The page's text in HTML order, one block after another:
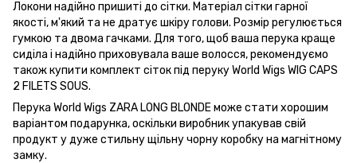
Локони надійно пришиті до сітки. Матеріал сітки гарної
якості, м'який та не дратує шкіру голови. Розмір регулюється
гумкою та двома гачками. Для того, щоб ваша перука краще
сиділа і надійно приховувала ваше волосся, рекомендуємо
також купити комплект сіток під перуку World Wigs WIG CAPS
2 FILETS SOUS.
Перука World Wigs ZARA LONG BLONDE може стати хорошим
варіантом подарунка, оскільки виробник упакував свій
продукт у дуже стильну щільну чорну коробку на магнітному
замку.